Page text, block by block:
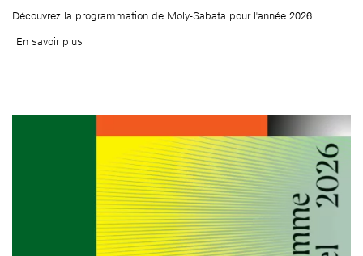
Découvrez la programmation de Moly-Sabata pour l'année 2026.
En savoir plus